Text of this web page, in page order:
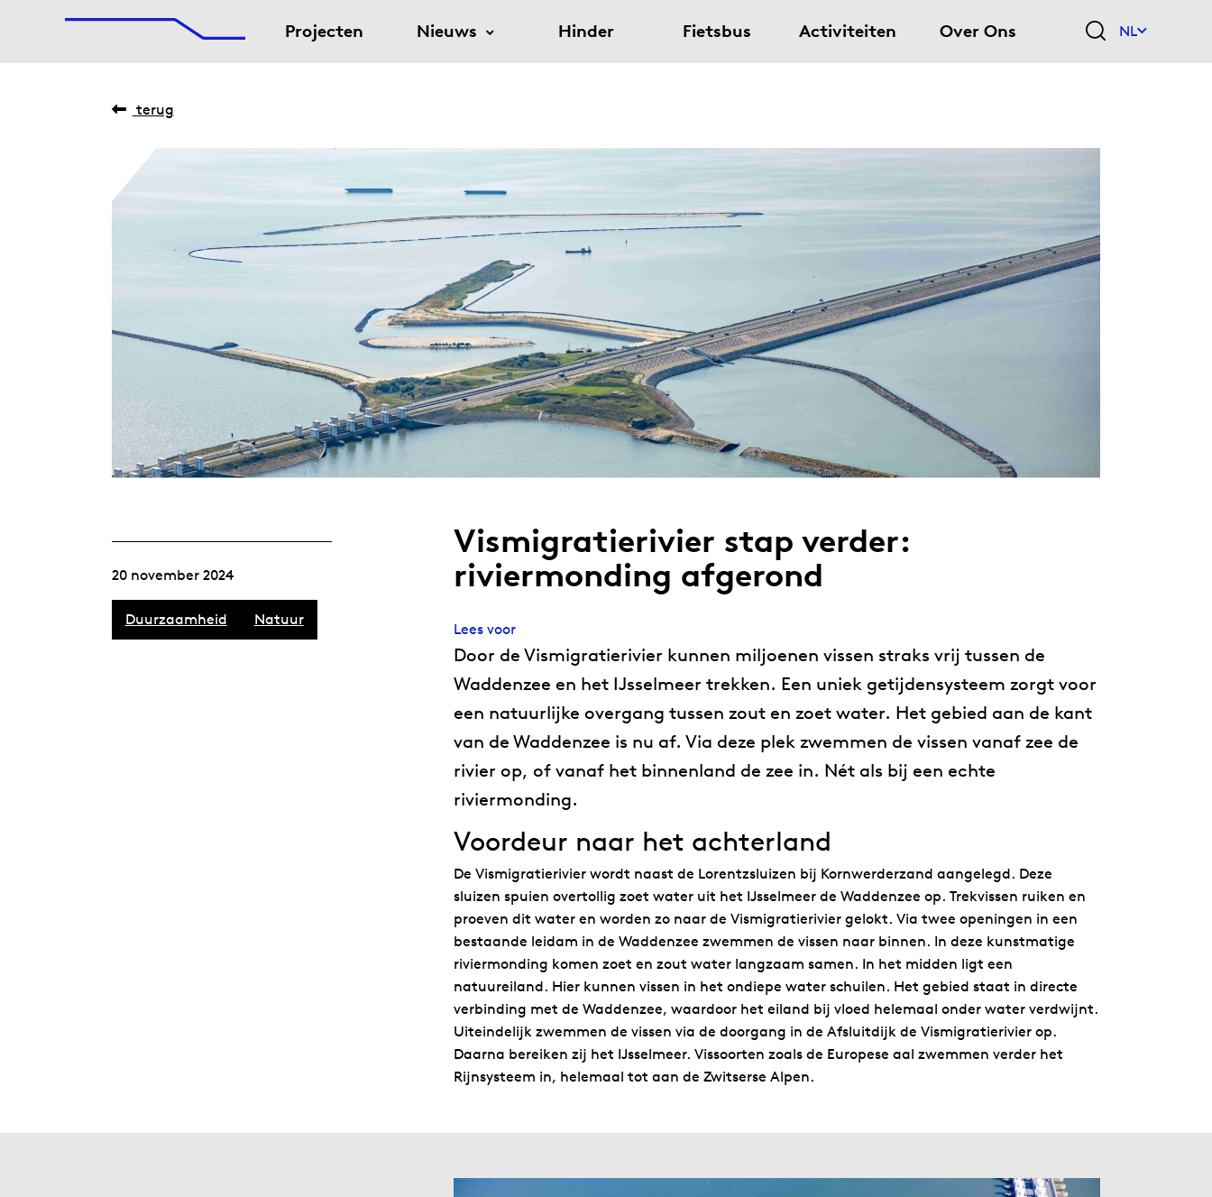
De Afsluitdijk
Projecten Nieuws Hinder Fietsbus Activiteiten Over Ons NL
terug
20 november 2024
Duurzaamheid Natuur
Vismigratierivier stap verder:
riviermonding afgerond
Lees voor
Door de Vismigratierivier kunnen miljoenen vissen straks vrij tussen de
Waddenzee en het IJsselmeer trekken. Een uniek getijdensysteem zorgt voor
een natuurlijke overgang tussen zout en zoet water. Het gebied aan de kant
van de Waddenzee is nu af. Via deze plek zwemmen de vissen vanaf zee de
rivier op, of vanaf het binnenland de zee in. Nét als bij een echte
riviermonding.
Voordeur naar het achterland
De Vismigratierivier wordt naast de Lorentzsluizen bij Kornwerderzand aangelegd. Deze
sluizen spuien overtollig zoet water uit het IJsselmeer de Waddenzee op. Trekvissen ruiken en
proeven dit water en worden zo naar de Vismigratierivier gelokt. Via twee openingen in een
bestaande leidam in de Waddenzee zwemmen de vissen naar binnen. In deze kunstmatige
riviermonding komen zoet en zout water langzaam samen. In het midden ligt een
natuureiland. Hier kunnen vissen in het ondiepe water schuilen. Het gebied staat in directe
verbinding met de Waddenzee, waardoor het eiland bij vloed helemaal onder water verdwijnt.
Uiteindelijk zwemmen de vissen via de doorgang in de Afsluitdijk de Vismigratierivier op.
Daarna bereiken zij het IJsselmeer. Vissoorten zoals de Europese aal zwemmen verder het
Rijnsysteem in, helemaal tot aan de Zwitserse Alpen.